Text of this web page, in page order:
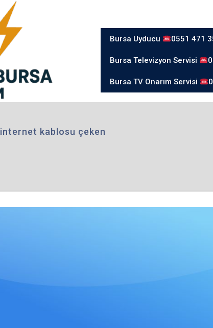
Bursa Uyducu
0551 471
Bursa Televizyon Servisi
Bursa TV Onarım Servisi
internet kablosu çeken